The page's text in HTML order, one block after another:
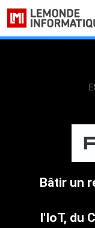
Bâtir un
l'IoT, du